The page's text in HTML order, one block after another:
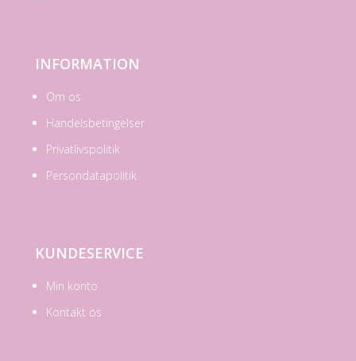
INFORMATION
Om os
Handelsbetingelser
Privatlivspolitik
Persondatapolitik
KUNDESERVICE
Min konto
Kontakt os